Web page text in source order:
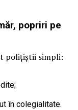
popriri pe
polițiștii simpli:
în colegialitate.